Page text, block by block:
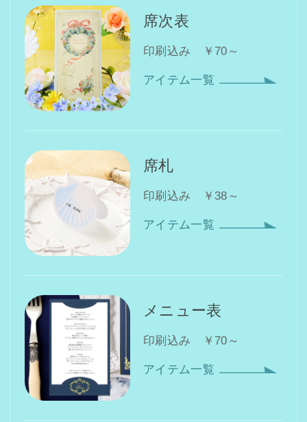
席次表
印刷込み ￥70～
アイテム一覧
席札
印刷込み ￥38～
アイテム一覧
メニュー表
印刷込み ￥70～
アイテム一覧